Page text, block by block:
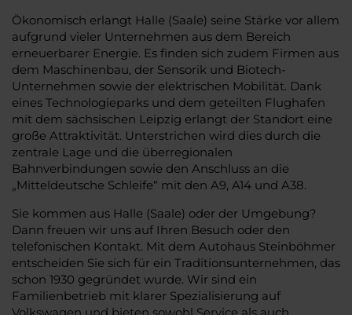
Ökonomisch erlangt Halle (Saale) seine Stärke vor allem
aufgrund vieler Unternehmen aus dem Bereich
erneuerbarer Energie. Es finden sich zudem Firmen aus
dem Maschinenbau, der Sensorik und Biotech-
Unternehmen sowie der elektrischen Mobilität. Dank
eines Technologieparks und dem geteilten Flughafen
mit dem sächsischen Leipzig erlangt der Standort eine
große Attraktivität. Unterstrichen wird dies durch die
zentrale Lage und die überregionalen
Bahnverbindungen sowie den Anschluss an die
„Mitteldeutsche Schleife“ mit den A9, A14 und A38.
Sie kommen aus Halle (Saale) oder der Umgebung?
Dann freuen wir uns auf Ihren Besuch oder den
telefonischen Kontakt. Mit dem Autohaus Steinböhmer
entscheiden Sie sich für ein Traditionsunternehmen, das
schon 1930 gegründet wurde. Wir sind ein
Familienbetrieb mit klarer Spezialisierung auf
Volkswagen und bieten sowohl Service als auch